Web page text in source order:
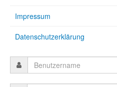
Impressum
Datenschutzerklärung